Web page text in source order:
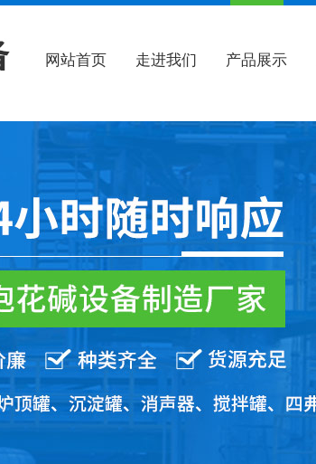
网站首页 走进我们 产品展示